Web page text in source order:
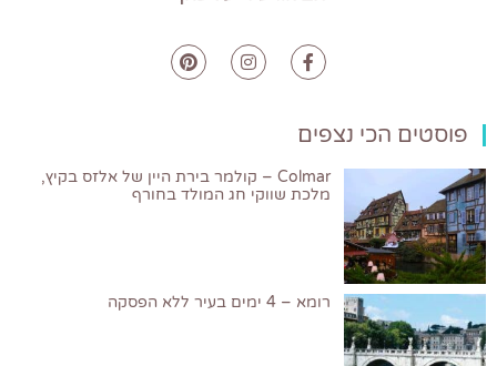
פוסטים הכי נצפים
Colmar – קולמר בירת היין של אלזס בקיץ,
מלכת שווקי חג המולד בחורף
רומא – 4 ימים בעיר ללא הפסקה